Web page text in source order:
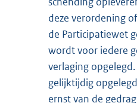
deze verordening
de Participatiewet
wordt voor iedere
verlaging
gelijktijdig
ernst van de